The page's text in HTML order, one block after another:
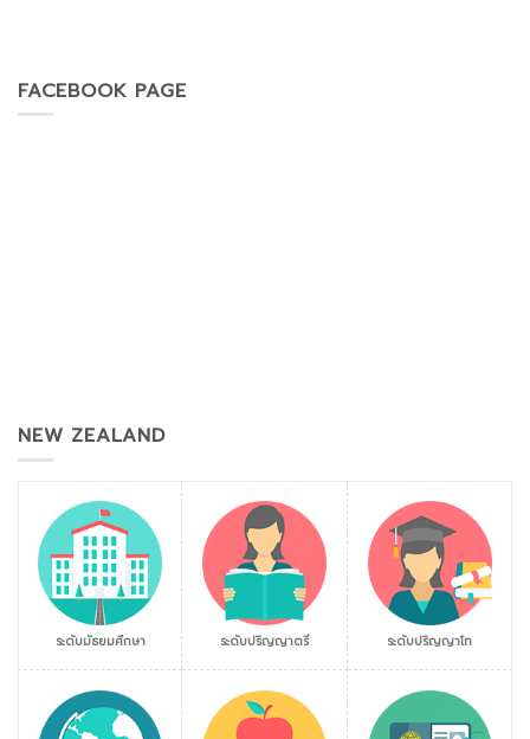
FACEBOOK PAGE
NEW ZEALAND
ระดับมัธยมศึกษา ระดับปริญญาตรี ระดับปริญญาโท